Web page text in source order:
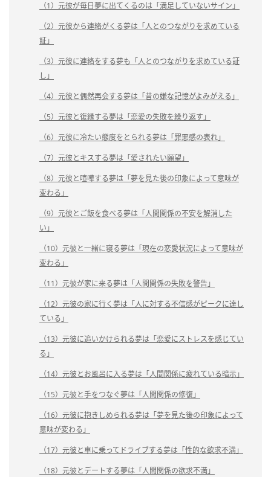
（1）元彼が毎日夢に出てくるのは「満足していないサイン」
（2）元彼から連絡がくる夢は「人とのつながりを求めている
証」
（3）元彼に連絡をする夢も「人とのつながりを求めている証
し」
（4）元彼と偶然再会する夢は「昔の嫌な記憶がよみがえる」
（5）元彼と復縁する夢は「恋愛の失敗を繰り返す」
（6）元彼に冷たい態度をとられる夢は「罪悪感の表れ」
（7）元彼とキスする夢は「愛されたい願望」
（8）元彼と喧嘩する夢は「夢を見た後の印象によって意味が
変わる」
（9）元彼とご飯を食べる夢は「人間関係の不安を解消した
い」
（10）元彼と一緒に寝る夢は「現在の恋愛状況によって意味が
変わる」
（11）元彼が家に来る夢は「人間関係の失敗を警告」
（12）元彼の家に行く夢は「人に対する不信感がピークに達し
ている」
（13）元彼に追いかけられる夢は「恋愛にストレスを感じてい
る」
（14）元彼とお風呂に入る夢は「人間関係に疲れている暗示」
（15）元彼と手をつなぐ夢は「人間関係の修復」
（16）元彼に抱きしめられる夢は「夢を見た後の印象によって
意味が変わる」
（17）元彼と車に乗ってドライブする夢は「性的な欲求不満」
（18）元彼とデートする夢は「人間関係の欲求不満」